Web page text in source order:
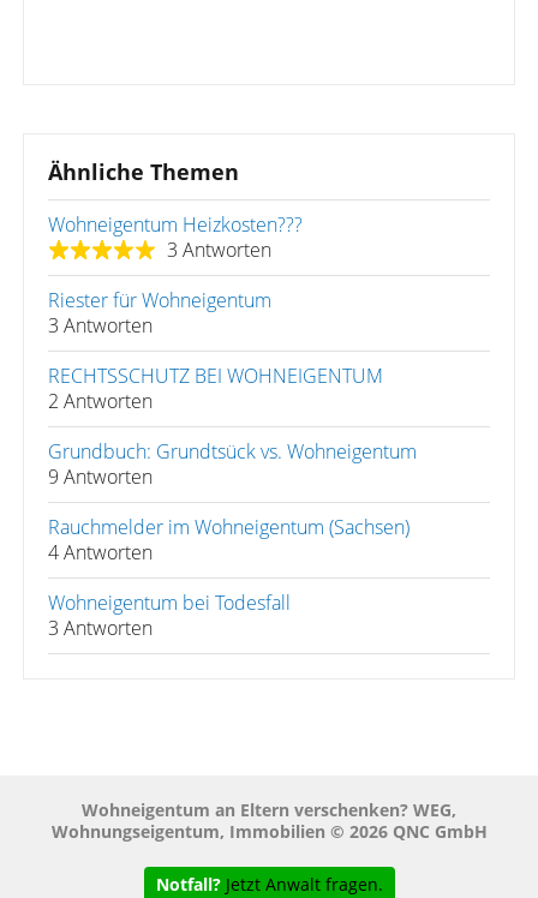
Ähnliche Themen
Wohneigentum Heizkosten???
3 Antworten
Riester für Wohneigentum
3 Antworten
RECHTSSCHUTZ BEI WOHNEIGENTUM
2 Antworten
Grundbuch: Grundtsück vs. Wohneigentum
9 Antworten
Rauchmelder im Wohneigentum (Sachsen)
4 Antworten
Wohneigentum bei Todesfall
3 Antworten
Wohneigentum an Eltern verschenken? WEG,
Wohnungseigentum, Immobilien © 2026 QNC GmbH
Notfall? Jetzt Anwalt fragen.